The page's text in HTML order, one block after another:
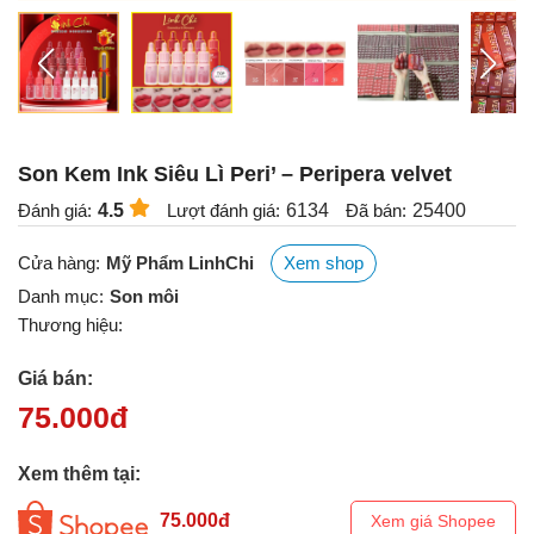
Son Kem Ink Siêu Lì Peri’ – Peripera velvet
Đánh giá: 4.5 Lượt đánh giá: 6134 Đã bán: 25400
Cửa hàng: Mỹ Phẩm LinhChi
Xem shop
Danh mục: Son môi
Thương hiệu:
Giá bán:
75.000đ
Xem thêm tại:
75.000đ Xem giá Shopee